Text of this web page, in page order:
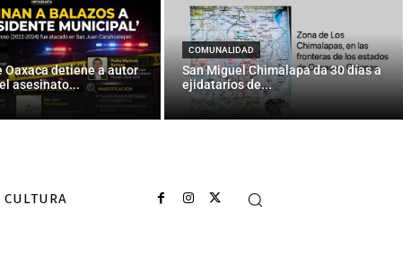
Oaxaca detiene a autor
asesinato...
COMUNALIDAD
San Miguel Chimalapa da 30 días a
ejidatarios de...
CULTURA